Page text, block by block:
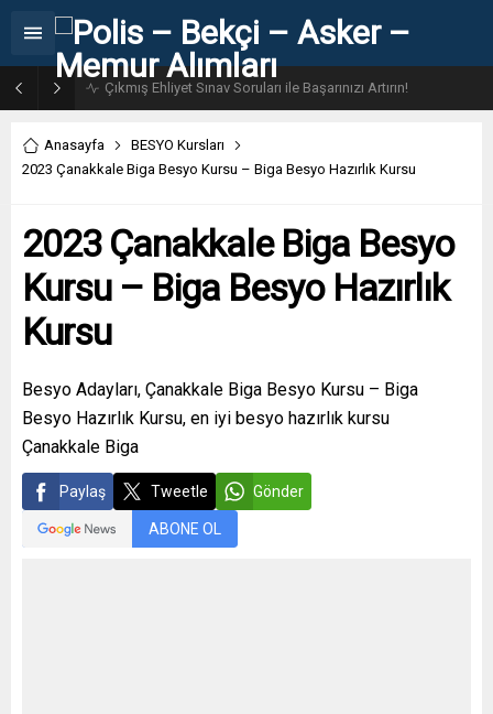
Anasayfa
BESYO Kursları
2023 Çanakkale Biga Besyo Kursu – Biga Besyo Hazırlık Kursu
2023 Çanakkale Biga Besyo
Kursu – Biga Besyo Hazırlık
Kursu
Besyo Adayları, Çanakkale Biga Besyo Kursu – Biga
Besyo Hazırlık Kursu, en iyi besyo hazırlık kursu
Çanakkale Biga
Paylaş Tweetle Gönder
ABONE OL